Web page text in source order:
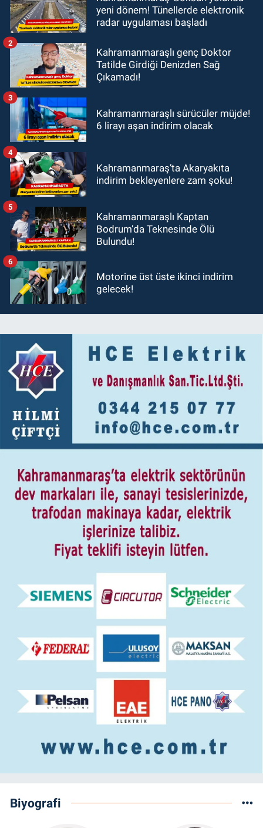
yeni dönem! Tünellerde elektronik
radar uygulaması başladı
Kahramanmaraşlı genç Doktor
Tatilde Girdiği Denizden Sağ
Çıkamadı!
2
Kahramanmaraşlı sürücüler müjde!
6 lirayı aşan indirim olacak
3
Kahramanmaraş’ta Akaryakıta
indirim bekleyenlere zam şoku!
4
Kahramanmaraşlı Kaptan
Bodrum’da Teknesinde Ölü
Bulundu!
5
Motorine üst üste ikinci indirim
gelecek!
6
Biyografi